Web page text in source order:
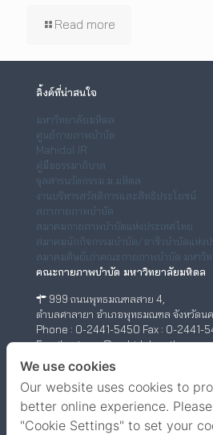
Read more
ลิ้งค์ที่น่าสนใจ
มหาวิทยาลัยมหิดล
ศูนย์กายภาพบำบัด
Mahidol IR
คู่มือธรรมาภิบาล
จุลสารนวัตกรรม ม.มหิดล
งานบริหารสวัสดิการและสิทธิประโยชน์
สภากายภาพบำบัด
สมาคมกายภาพบำบัดแห่งประเทศไทย
สมาคมนักกิจกรรมบำบัด/อาชีวบำบัดแห่งป
สมาคมศิษย์เก่าคณะกายภาพบำบัด มหาวิ
คณะกายภาพบำบัด มหาวิทยาลัยมหิดล
999 ถนนพุทธมณฑลสาย 4,
ตำบลศาลายา อำเภอพุทธมณฑล จังหวัดน
Phone : 0-2441-5450 Fax : 0-2441-
Email : ptwww@mahidol.ac.th
ศูนย์กายภาพบำบัด (เชิงสะพานสมเด็จพร
198/2 ถนนสมเด็จพระปิ่นเกล้า,
แขวงบางยี่ขัน เขตบางพลัด กรุงเทพฯ
Phone : 0-63-520-5151
We use cookies
Our website uses cookies to
better online experience.
"Cookie Settings" to set your